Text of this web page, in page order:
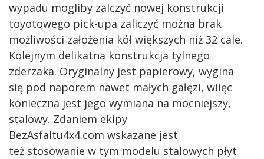
wypadu mogliby zalczyć nowej konstrukcji
toyotowego pick-upa zaliczyć można brak
możliwości założenia kół większych niż 32 cale.
Kolejnym delikatna konstrukcja tylnego
zderzaka. Oryginalny jest papierowy, wygina
się pod naporem nawet małych gałęzi, wiięc
konieczna jest jego wymiana na mocniejszy,
stalowy. Zdaniem ekipy
BezAsfaltu4x4.com wskazane jest
też stosowanie w tym modelu stalowych płyt